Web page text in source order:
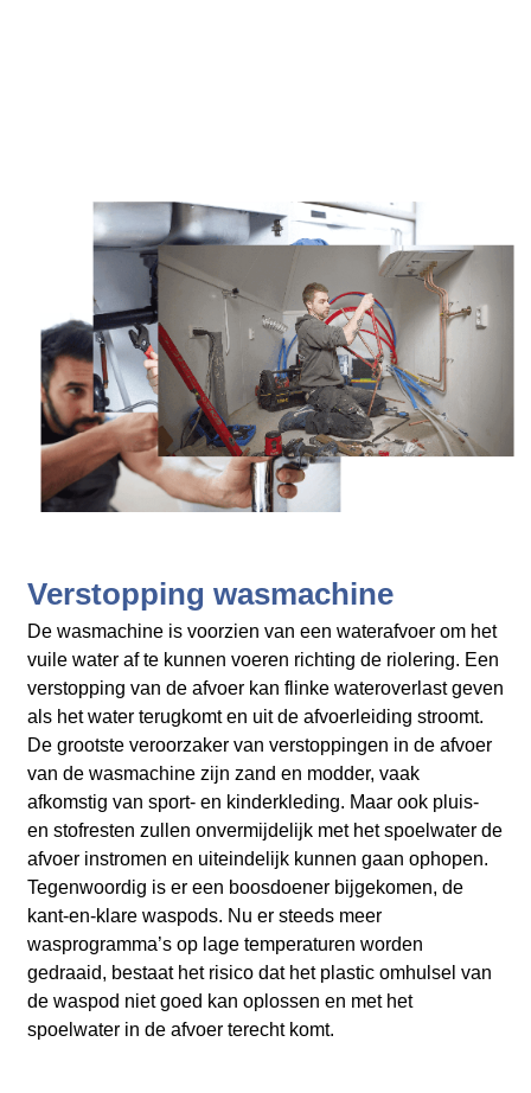
Verstopping wasmachine
De wasmachine is voorzien van een waterafvoer om het
vuile water af te kunnen voeren richting de riolering. Een
verstopping van de afvoer kan flinke wateroverlast geven
als het water terugkomt en uit de afvoerleiding stroomt.
De grootste veroorzaker van verstoppingen in de afvoer
van de wasmachine zijn zand en modder, vaak
afkomstig van sport- en kinderkleding. Maar ook pluis-
en stofresten zullen onvermijdelijk met het spoelwater de
afvoer instromen en uiteindelijk kunnen gaan ophopen.
Tegenwoordig is er een boosdoener bijgekomen, de
kant-en-klare waspods. Nu er steeds meer
wasprogramma’s op lage temperaturen worden
gedraaid, bestaat het risico dat het plastic omhulsel van
de waspod niet goed kan oplossen en met het
spoelwater in de afvoer terecht komt.